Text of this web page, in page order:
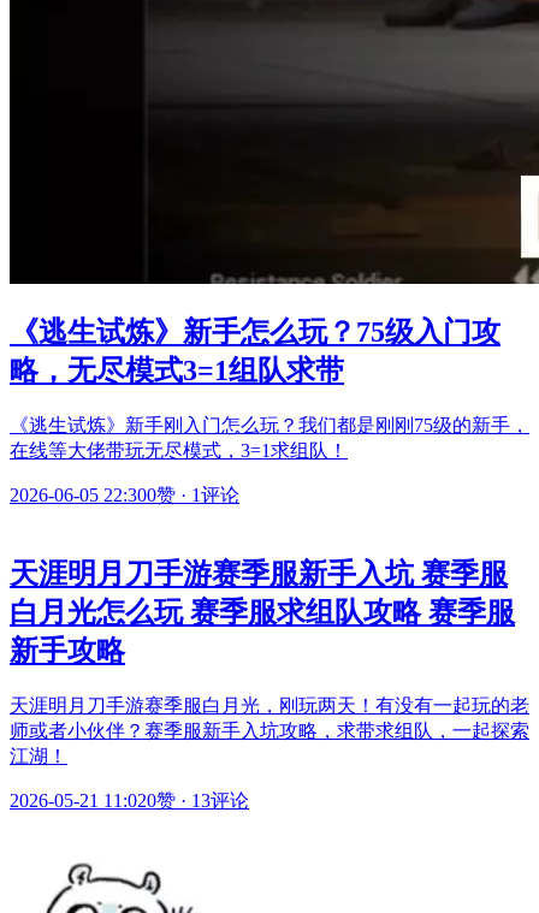
《逃生试炼》新手怎么玩？75级入门攻
略，无尽模式3=1组队求带
《逃生试炼》新手刚入门怎么玩？我们都是刚刚75级的新手，
在线等大佬带玩无尽模式，3=1求组队！
2026-06-05 22:300赞 · 1评论
天涯明月刀手游赛季服新手入坑 赛季服
白月光怎么玩 赛季服求组队攻略 赛季服
新手攻略
天涯明月刀手游赛季服白月光，刚玩两天！有没有一起玩的老
师或者小伙伴？赛季服新手入坑攻略，求带求组队，一起探索
江湖！
2026-05-21 11:020赞 · 13评论